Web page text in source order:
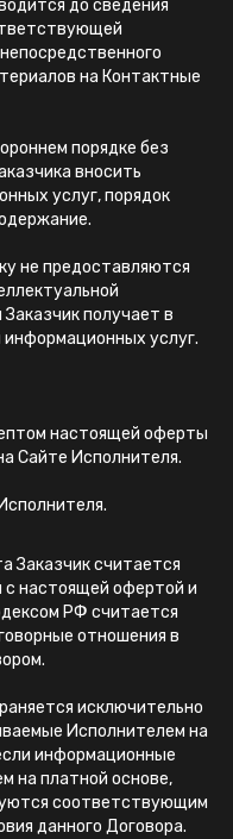
до сведения
на Контактные
порядке без
вносить
услуг, порядок
не предоставляются
получает в
услуг.
настоящей оферты
Сайте Исполнителя.
Заказчик считается
с настоящей офертой и
РФ считается
отношения в
исключительно
Исполнителем на
информационные
на платной основе,
соответствующим
данного Договора.